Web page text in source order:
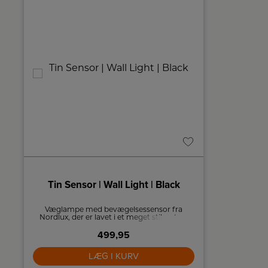
Tin Sensor | Wall Light | Black
Væglampe med bevægelsessensor fra
Nordlux, der er lavet i et meget stilrent og
på ydervæggen eller som terrasselampe.
499,95
LÆG I KURV